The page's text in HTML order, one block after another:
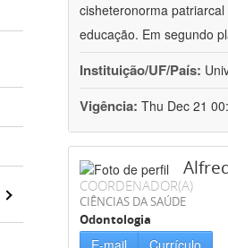
cisheteronorma
educação. Em segundo
Instituição/UF/País:
Vigência: Thu Dec 21
COORDENADOR(A)
CIÊNCIAS DA SAÚDE
Odontologia